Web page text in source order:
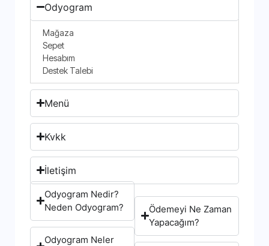
Odyogram
Mağaza
Sepet
Hesabım
Destek Talebi
Menü
Kvkk
İletişim
Odyogram Nedir?
Neden Odyogram?
Odyogram Neler
Ödemeyi Ne Zaman
Yapacağım?